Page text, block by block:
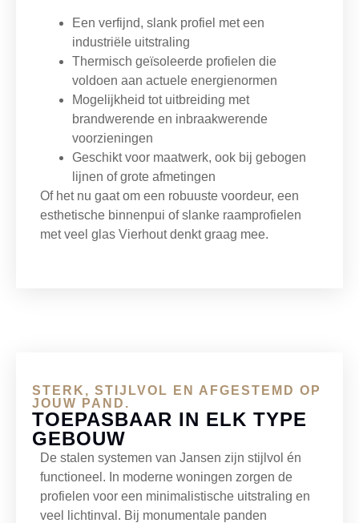
Een verfijnd, slank profiel met een
industriële uitstraling
Thermisch geïsoleerde profielen die
voldoen aan actuele energienormen
Mogelijkheid tot uitbreiding met
brandwerende en inbraakwerende
voorzieningen
Geschikt voor maatwerk, ook bij gebogen
lijnen of grote afmetingen
Of het nu gaat om een robuuste voordeur, een
esthetische binnenpui of slanke raamprofielen
met veel glas Vierhout denkt graag mee.
STERK, STIJLVOL EN AFGESTEMD OP
JOUW PAND.
TOEPASBAAR IN ELK TYPE
GEBOUW
De stalen systemen van Jansen zijn stijlvol én
functioneel. In moderne woningen zorgen de
profielen voor een minimalistische uitstraling en
veel lichtinval. Bij monumentale panden